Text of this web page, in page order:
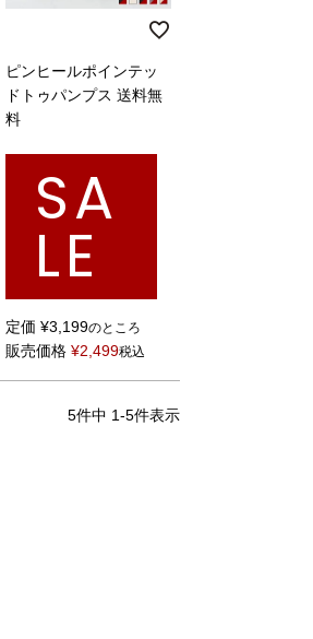
ピンヒールポインテッ
ドトゥパンプス 送料無
料
SA
LE
定価 ¥3,199のところ
販売価格 ¥2,499税込
5件中 1-5件表示